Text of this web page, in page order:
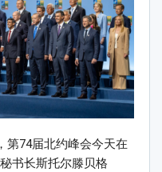
第74届北约峰会今天在
书长斯托尔滕贝格